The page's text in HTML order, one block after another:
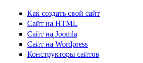
Как создать свой сайт
Сайт на HTML
Сайт на Joomla
Сайт на Wordpress
Конструкторы сайтов